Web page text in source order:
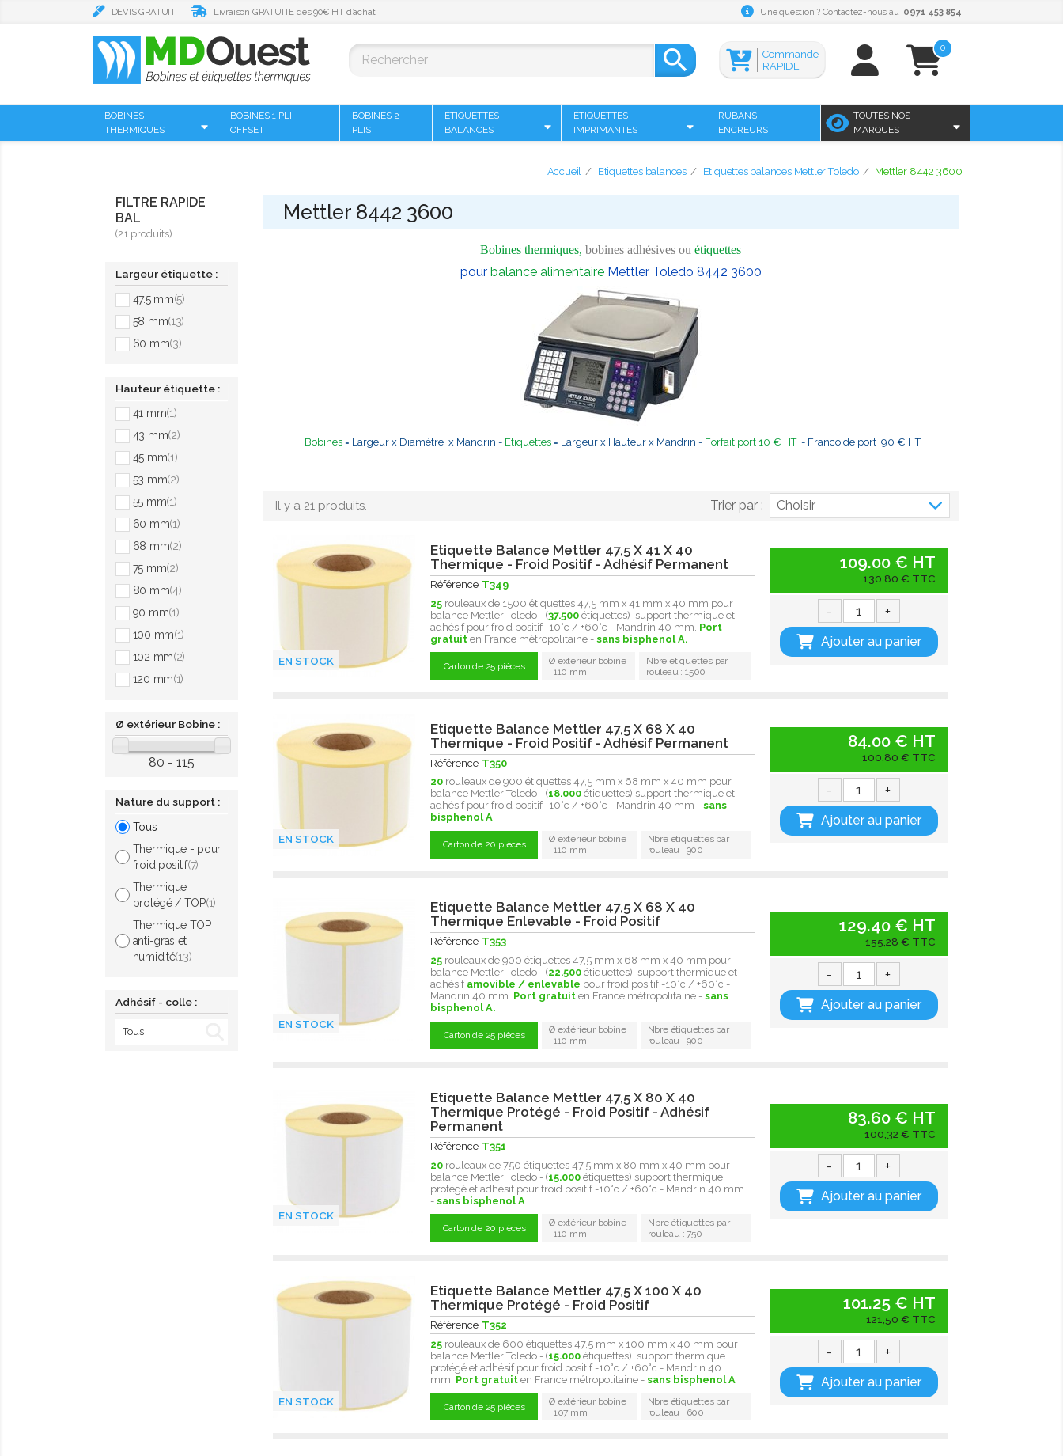
DEVIS GRATUIT Livraison GRATUITE dès 90€ HT d’achat Une question ? Contactez-nous au 0971 453 854
 0
Commande
RAPIDE
BOBINES
THERMIQUES
BOBINES 1 PLI
OFFSET
BOBINES 2
PLIS
ÉTIQUETTES
BALANCES
ÉTIQUETTES
IMPRIMANTES
RUBANS
ENCREURS
TOUTES NOS
MARQUES
Accueil Etiquettes balances Etiquettes balances Mettler Toledo Mettler 8442 3600
FILTRE RAPIDE
BAL
(21 produits)
Largeur étiquette :
47.5 mm(5)
58 mm(13)
60 mm(3)
Hauteur étiquette :
41 mm(1)
43 mm(2)
45 mm(1)
53 mm(2)
55 mm(1)
60 mm(1)
68 mm(2)
75 mm(2)
80 mm(4)
90 mm(1)
100 mm(1)
102 mm(2)
120 mm(1)
Ø extérieur Bobine :
80 - 115
Nature du support :
Tous
Thermique - pour
froid positif(7)
Thermique
protégé / TOP(1)
Thermique TOP
anti-gras et
humidité(13)
Adhésif - colle :
Mettler 8442 3600
Bobines thermiques, bobines adhésives ou étiquettes
pour balance alimentaireMettler Toledo 8442 3600
Bobines= Largeur x Diamètre x Mandrin - Etiquettes= Largeur x Hauteur x Mandrin - Forfait port 10 € HT- Franco de port 90 € HT
Il y a 21 produits. Trier par : Choisir
EN STOCK
Etiquette Balance Mettler 47,5 X 41 X 40
Thermique - Froid Positif - Adhésif Permanent
Référence T349
25 rouleaux de 1500 étiquettes 47,5 mm x 41 mm x 40 mm pour
balance Mettler Toledo - (37.500 étiquettes) support thermique et
adhésif pour froid positif -10°c / +60°c - Mandrin 40 mm. Port
gratuit en France métropolitaine -sans bisphenol A.
Carton de 25 pièces
Ø extérieur bobine
: 110 mm
Nbre étiquettes par
rouleau : 1500
109.00 € HT
130,80 € TTC
- +
Ajouter au panier
EN STOCK
Etiquette Balance Mettler 47,5 X 68 X 40
Thermique - Froid Positif - Adhésif Permanent
Référence T350
20 rouleaux de 900 étiquettes 47,5 mm x 68 mm x 40 mm pour
balance Mettler Toledo - (18.000 étiquettes) support thermique et
adhésif pour froid positif -10°c / +60°c - Mandrin 40 mm -sans
bisphenol A
Carton de 20 pièces
Ø extérieur bobine
: 110 mm
Nbre étiquettes par
rouleau : 900
84.00 € HT
100,80 € TTC
- +
Ajouter au panier
EN STOCK
Etiquette Balance Mettler 47,5 X 68 X 40
Thermique Enlevable - Froid Positif
Référence T353
25 rouleaux de 900 étiquettes 47,5 mm x 68 mm x 40 mm pour
balance Mettler Toledo - (22.500 étiquettes) support thermique et
adhésif amovible / enlevable pour froid positif -10°c / +60°c -
Mandrin 40 mm. Port gratuit en France métropolitaine -sans
bisphenol A.
Carton de 25 pièces
Ø extérieur bobine
: 110 mm
Nbre étiquettes par
rouleau : 900
129.40 € HT
155,28 € TTC
- +
Ajouter au panier
EN STOCK
Etiquette Balance Mettler 47,5 X 80 X 40
Thermique Protégé - Froid Positif - Adhésif
Permanent
Référence T351
20 rouleaux de 750 étiquettes 47,5 mm x 80 mm x 40 mm pour
balance Mettler Toledo - (15.000 étiquettes) support thermique
protégé et adhésif pour froid positif -10°c / +60°c - Mandrin 40 mm
-sans bisphenol A
Carton de 20 pièces
Ø extérieur bobine
: 110 mm
Nbre étiquettes par
rouleau : 750
83.60 € HT
100,32 € TTC
- +
Ajouter au panier
EN STOCK
Etiquette Balance Mettler 47,5 X 100 X 40
Thermique Protégé - Froid Positif
Référence T352
25 rouleaux de 600 étiquettes 47,5 mm x 100 mm x 40 mm pour
balance Mettler Toledo - (15.000 étiquettes) support thermique
protégé et adhésif pour froid positif -10°c / +60°c - Mandrin 40
mm. Port gratuit en France métropolitaine -sans bisphenol A
Carton de 25 pièces
Ø extérieur bobine
: 107 mm
Nbre étiquettes par
rouleau : 600
101.25 € HT
121,50 € TTC
- +
Ajouter au panier